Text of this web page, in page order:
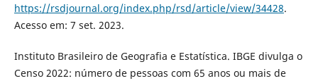
https://rsdjournal.org/index.php/rsd/article/view/34428.
Acesso em: 7 set. 2023.
Instituto Brasileiro de Geografia e Estatística. IBGE divulga o
Censo 2022: número de pessoas com 65 anos ou mais de